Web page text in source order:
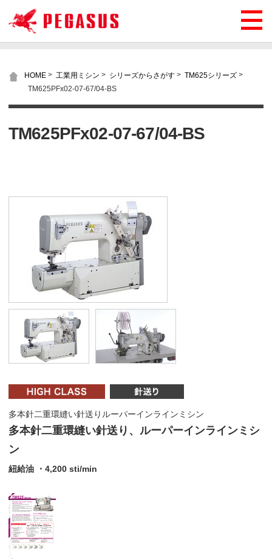
HOME > 工業用ミシン > シリーズからさがす > TM625シリーズ >
TM625PFx02-07-67/04-BS
TM625PFx02-07-67/04-BS
多本針二重環縫い針送りルーパーインラインミシン
多本針二重環縫い針送り、ルーパーインラインミシ
ン
紐給油 ・4,200 sti/min